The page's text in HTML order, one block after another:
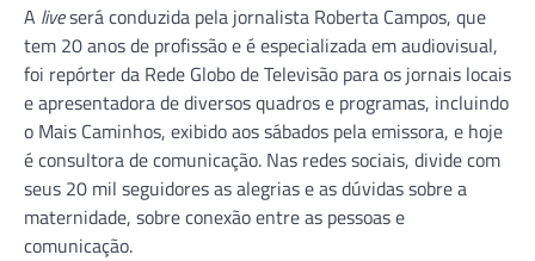
A liveserá conduzida pela jornalista Roberta Campos, que
tem 20 anos de profissão e é especializada em audiovisual,
foi repórter da Rede Globo de Televisão para os jornais locais
e apresentadora de diversos quadros e programas, incluindo
o Mais Caminhos, exibido aos sábados pela emissora, e hoje
é consultora de comunicação. Nas redes sociais, divide com
seus 20 mil seguidores as alegrias e as dúvidas sobre a
maternidade, sobre conexão entre as pessoas e
comunicação.